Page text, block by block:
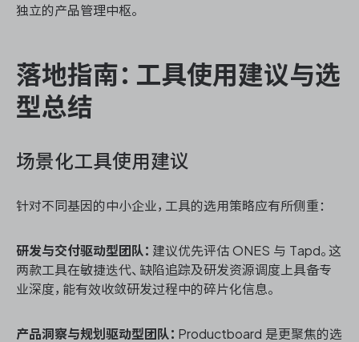
独立的产品管理中枢。
落地指南：工具使用建议与选
型总结
场景化工具使用建议
针对不同基因的中小企业，工具的选用策略应有所侧重：
研发与交付驱动型团队： 建议优先评估 ONES 与 Tapd。这
两款工具在敏捷迭代、缺陷追踪及研发资源调度上具备专
业深度，能有效收敛研发过程中的碎片化信息。
产品洞察与规划驱动型团队： Productboard 是更聚焦的选